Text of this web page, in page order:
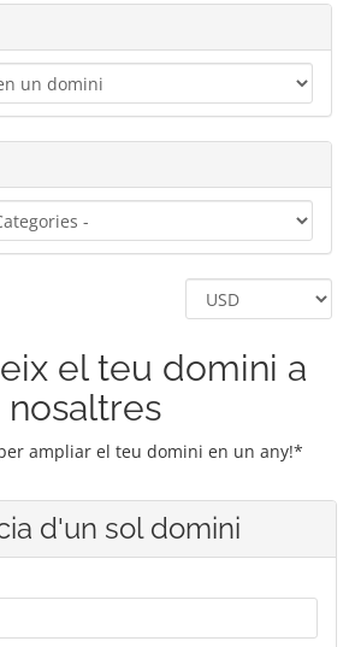
el teu domini a
nosaltres
ampliar el teu domini en un any!*
d'un sol domini